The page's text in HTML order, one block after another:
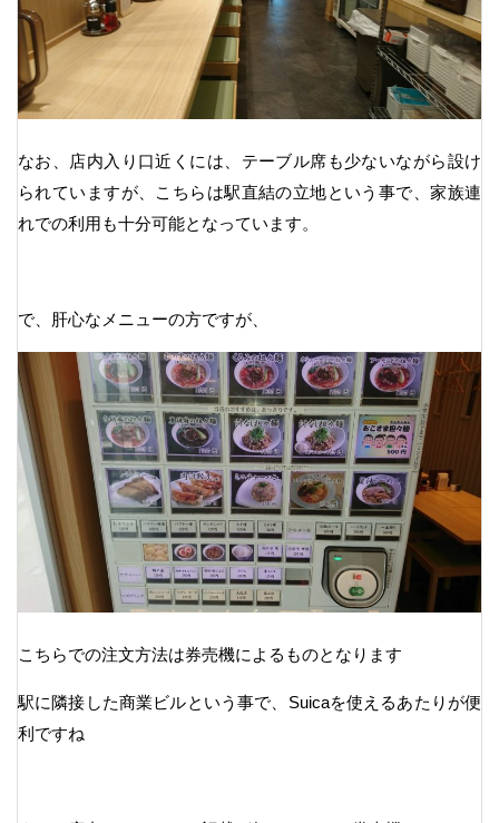
なお、店内入り口近くには、テーブル席も少ないながら設け
られていますが、こちらは駅直結の立地という事で、家族連
れでの利用も十分可能となっています。
で、肝心なメニューの方ですが、
こちらでの注文方法は券売機によるものとなります
駅に隣接した商業ビルという事で、Suicaを使えるあたりが便
利ですね